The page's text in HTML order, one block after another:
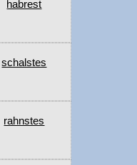
habrest
schalstes
rahnstes